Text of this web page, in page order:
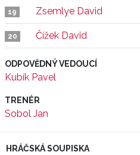
19 Zsemlye David
20 Čížek David
ODPOVĚDNÝ VEDOUCÍ
Kubík Pavel
TRENÉR
Sobol Jan
HRÁČSKÁ SOUPISKA